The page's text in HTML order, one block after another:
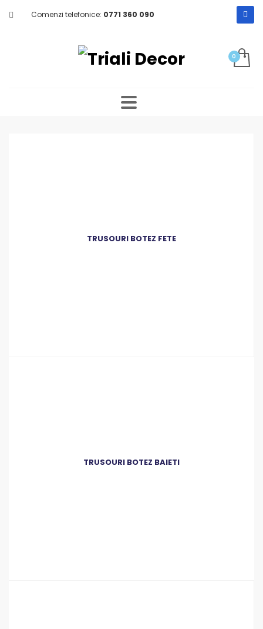
Comenzi telefonice: 0771 360 090
TRUSOURI BOTEZ FETE
TRUSOURI BOTEZ BAIETI